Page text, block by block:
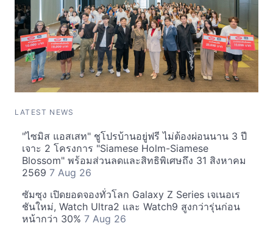
LATEST NEWS
"ไซมิส แอสเสท" ชูโปรบ้านอยู่ฟรี ไม่ต้องผ่อนนาน 3 ปี
เจาะ 2 โครงการ "Siamese Holm-Siamese
Blossom" พร้อมส่วนลดและสิทธิพิเศษถึง 31 สิงหาคม
2569 7 Aug 26
ซัมซุง เปิดยอดจองทั่วโลก Galaxy Z Series เจเนอเร
ชันใหม่, Watch Ultra2 และ Watch9 สูงกว่ารุ่นก่อน
หน้ากว่า 30% 7 Aug 26